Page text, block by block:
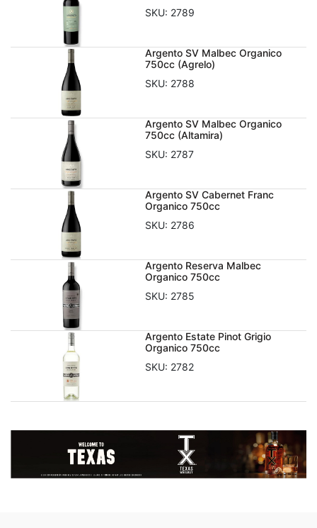
SKU: 2789
Argento SV Malbec Organico
750cc (Agrelo)
SKU: 2788
Argento SV Malbec Organico
750cc (Altamira)
SKU: 2787
Argento SV Cabernet Franc
Organico 750cc
SKU: 2786
Argento Reserva Malbec
Organico 750cc
SKU: 2785
Argento Estate Pinot Grigio
Organico 750cc
SKU: 2782